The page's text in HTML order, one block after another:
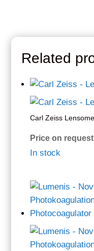
Related
Carl Zeiss
Price on request
In stock